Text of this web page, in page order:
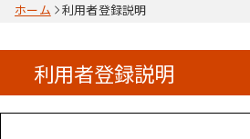
ホーム 利用者登録説明
利用者登録説明